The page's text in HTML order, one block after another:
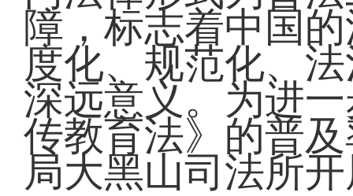
障，标志着中国
度化、规范化、
深远意义。为进
传教育法》的普
局大黑山司法所